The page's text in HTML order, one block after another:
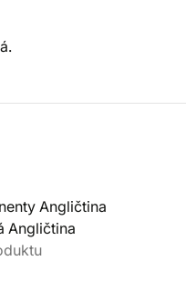
Angličtina
Angličtina